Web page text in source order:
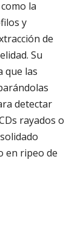
la
y
de
Su
que las
detectar
rayados o
en ripeo de